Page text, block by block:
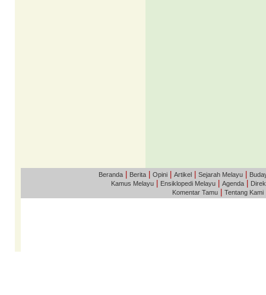
Beranda Berita Opini Artikel Sejarah Melayu
Kamus Melayu
Ensiklopedi Melayu Agenda
Komentar Tamu
Tentang Kami